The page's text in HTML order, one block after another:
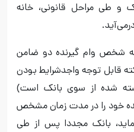
و طی مراحل قانونی، خانه
شخص وام گیرنده دو ضامن
قابل توجه واجدشرایط بودن
شده از سوی بانک است)
خود را در مدت زمان مشخص
بانک مجددا پس از طی